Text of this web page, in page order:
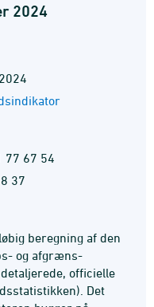
2024
77 67 54
37
beregning af den
og afgræns-
officielle
Det